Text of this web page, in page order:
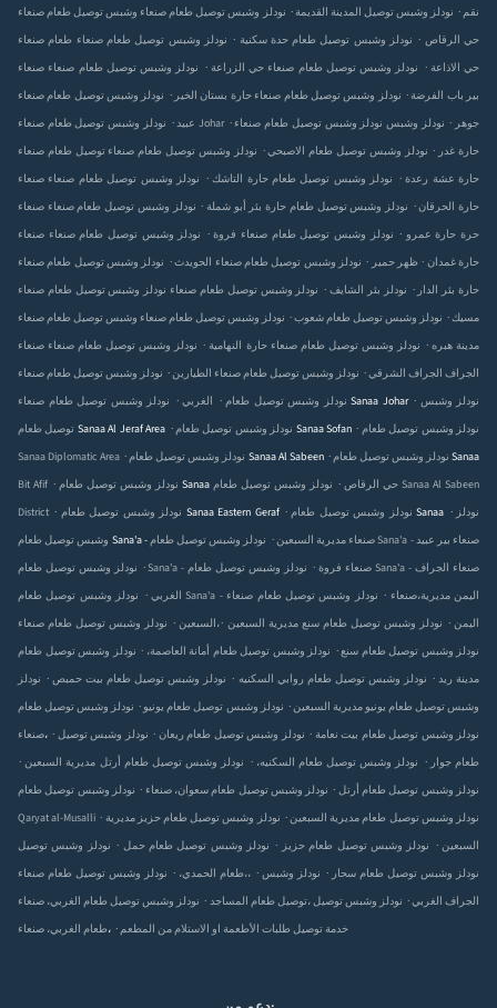
وشبس توصيل طعام صنعاء‎ المدينة القديمة. نودلز وشبس توصيل طعام صنعاء‎ نقم. نودلز وشبس توصيل
طعام صنعاء‎ حدة سكنية . نودلز وشبس توصيل طعام صنعاء‎ حي الرقاص . نودلز وشبس توصيل طعام
صنعاء‎ حي الزراعة . نودلز وشبس توصيل طعام صنعاء‎ حي الاذاعة . نودلز وشبس توصيل طعام صنعاء‎
حارة بستان الخير . نودلز وشبس توصيل طعام صنعاء‎ باب الفرضة. نودلز وشبس توصيل طعام صنعاء‎ بير
عبيد. نودلز وشبس توصيل طعام صنعاء‎ Johar . نودلز وشبس توصيل طعام صنعاء‎ جوهر . نودلز وشبس
توصيل طعام صنعاء‎ الاصبحي . نودلز وشبس توصيل طعام صنعاء‎ حارة غدر . نودلز وشبس توصيل طعام
صنعاء‎ حارة التاشك . نودلز وشبس توصيل طعام صنعاء‎ حارة عشة رعدة . نودلز وشبس توصيل طعام
صنعاء‎ حارة بئر أبو شملة . نودلز وشبس توصيل طعام صنعاء‎ حارة الحرقان. نودلز وشبس توصيل طعام
صنعاء‎ فروة . نودلز وشبس توصيل طعام صنعاء‎ حارة عمرو . نودلز وشبس توصيل طعام صنعاء‎ حرة
الحويدث. نودلز وشبس توصيل طعام صنعاء‎ ظهر حمير . نودلز وشبس توصيل طعام صنعاء‎ حارة غمدان .
نودلز وشبس توصيل طعام صنعاء‎ بئر الشايف . نودلز وشبس توصيل طعام صنعاء‎ حارة بئر الدار . نودلز
وشبس توصيل طعام صنعاء‎ شعوب. نودلز وشبس توصيل طعام صنعاء‎ مسيك. نودلز وشبس توصيل طعام
صنعاء‎ حارة النهامية . نودلز وشبس توصيل طعام صنعاء‎ هبره . نودلز وشبس توصيل طعام صنعاء‎ مدينة
الطيارين. نودلز وشبس توصيل طعام صنعاء‎ الجراف الشرقي. نودلز وشبس توصيل طعام صنعاء‎ الجراف
الغربي . . نودلز وشبس توصيل طعام Sanaa Johar . نودلز وشبس
توصيل طعام Sanaa Al Jeraf Area . نودلز وشبس توصيل طعام Sanaa Sofan . نودلز وشبس توصيل طعام
Sanaa Diplomatic Area . نودلز وشبس توصيل طعام Sanaa Al Sabeen .نودلز وشبس توصيل طعام Sanaa
Bit Afif . نودلز وشبس توصيل طعام Sanaa حي الرقاص . نودلز وشبس توصيل طعام Sanaa Al Sabeen
District . نودلز وشبس توصيل طعام Sanaa Eastern Geraf . نودلز وشبس توصيل طعام Sanaa . نودلز
وشبس توصيل طعام Sana'a - صنعاء مديرية السبعين.
نودلز وشبس توصيل طعام Sana'a - صنعاء بير عبيد
.
نودلز وشبس توصيل طعام Sana'a - صنعاء فروة . نودلز وشبس توصيل طعام Sana'a - صنعاء الجراف
الغربي . نودلز وشبس توصيل طعام Sana'a - صنعاء . نودلز وشبس توصيل طعام صنعاء‎،اليمن مديرية
السبعين . نودلز وشبس توصيل طعام صنعاء‎،اليمن . نودلز وشبس توصيل طعام سنع مديرية السبعين .
نودلز وشبس توصيل طعام سنع. نودلز وشبس توصيل طعام أمانة العاصمة، . نودلز وشبس توصيل طعام
مدينة ريد . نودلز وشبس توصيل طعام روابي السكنيه . نودلز وشبس توصيل طعام بيت حمبص . نودلز
وشبس توصيل طعام يونيو مديرية السبعين. نودلز وشبس توصيل طعام يونيو . نودلز وشبس توصيل طعام
صنعاء‎، . نودلز وشبس توصيل طعام بيت نعامة . نودلز وشبس توصيل طعام ريعان . نودلز وشبس توصيل
طعام جوار . نودلز وشبس توصيل طعام السكنيه، . نودلز وشبس توصيل طعام أرتل مديرية السبعين .
نودلز وشبس توصيل طعام أرتل . نودلز وشبس توصيل طعام سعوان، صنعاء . نودلز وشبس توصيل طعام
Qaryat al-Musalli . نودلز وشبس توصيل طعام مديرية السبعين. نودلز وشبس توصيل طعام حزيز مديرية
السبعين . نودلز وشبس توصيل طعام حزيز . نودلز وشبس توصيل طعام حمل . نودلز وشبس توصيل
طعام الحمدي، . نودلز وشبس توصيل طعام صنعاء‎،، . نودلز وشبس توصيل طعام سحار . نودلز وشبس
توصيل طعام المساجد . نودلز وشبس توصيل طعام الغربي، صنعاء‎، الجراف الغربي. نودلز وشبس توصيل
طعام الغربي، صنعاء‎، .خدمة توصيل طلبات الأطعمة او الاستلام من المطعم